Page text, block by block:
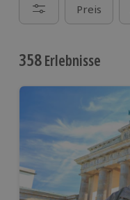
Preis
358Erlebnisse